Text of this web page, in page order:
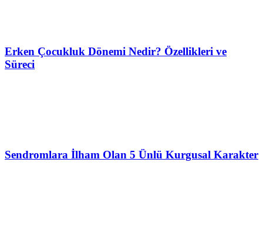
Erken Çocukluk Dönemi Nedir? Özellikleri ve
Süreci
Sendromlara İlham Olan 5 Ünlü Kurgusal Karakter